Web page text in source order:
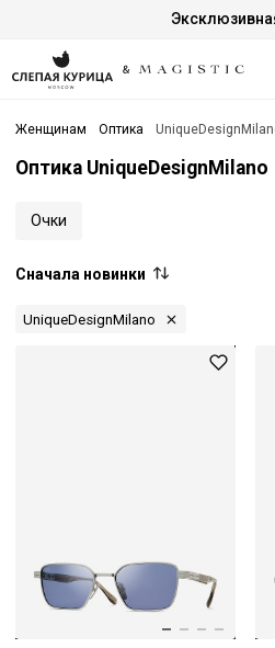
Женщинам Оптика
Оптика UniqueDesignMilano
Очки
Сначала новинки
UniqueDesignMilano